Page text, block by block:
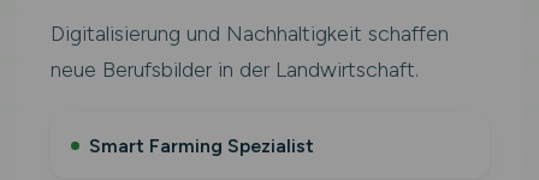
Digitalisierung und Nachhaltigkeit schaffen
neue Berufsbilder in der Landwirtschaft.
Smart Farming Spezialist